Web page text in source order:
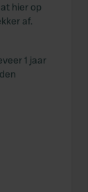
hier op
af.
1 jaar